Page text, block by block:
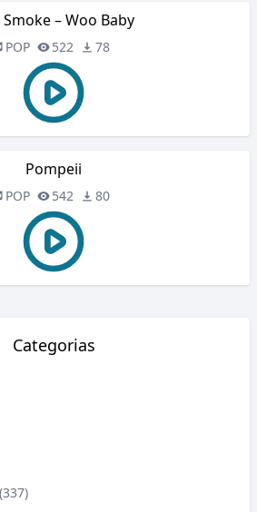
Smoke – Woo Baby
POP 522 78
Pompeii
POP 542 80
Categorias
(337)